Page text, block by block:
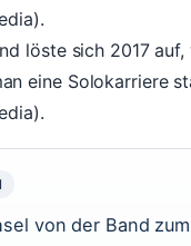
löste sich 2017
eine Solokarriere
von der Band zum